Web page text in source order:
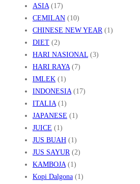
ASIA(17)
CEMILAN (10)
CHINESE NEW YEAR(1)
DIET (2)
HARI NASIONAL (3)
HARI RAYA(7)
IMLEK (1)
INDONESIA(17)
ITALIA(1)
JAPANESE (1)
JUICE (1)
JUS BUAH (1)
JUS SAYUR(2)
KAMBOJA(1)
Kopi Dalgona (1)